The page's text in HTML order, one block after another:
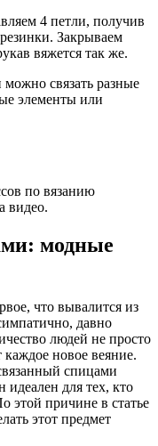
4 петли, получив
Закрываем
вяжется так же.
связать разные
элементы или
по вязанию
видео.
модные
что вывалится из
давно
людей не просто
новое веяние.
спицами
идеален для тех, кто
этой причине в статье
этот предмет